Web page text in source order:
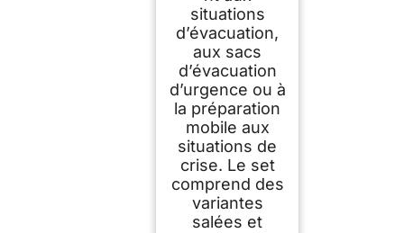
situations
d’évacuation,
aux sacs
d’évacuation
d’urgence ou à
la préparation
mobile aux
situations de
crise. Le set
comprend des
variantes
salées et